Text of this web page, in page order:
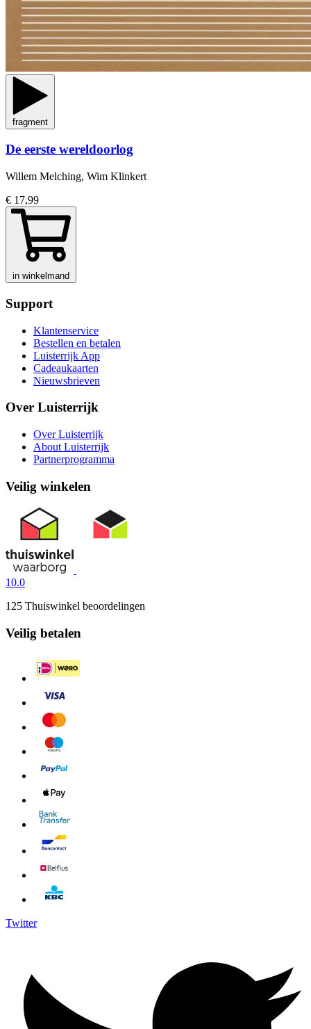
fragment
De eerste wereldoorlog
Willem Melching, Wim Klinkert
€ 17,99
in winkelmand
Support
Klantenservice
Bestellen en betalen
Luisterrijk App
Cadeaukaarten
Nieuwsbrieven
Over Luisterrijk
Over Luisterrijk
About Luisterrijk
Partnerprogramma
Veilig winkelen
10.0
125 Thuiswinkel beoordelingen
Veilig betalen
Twitter